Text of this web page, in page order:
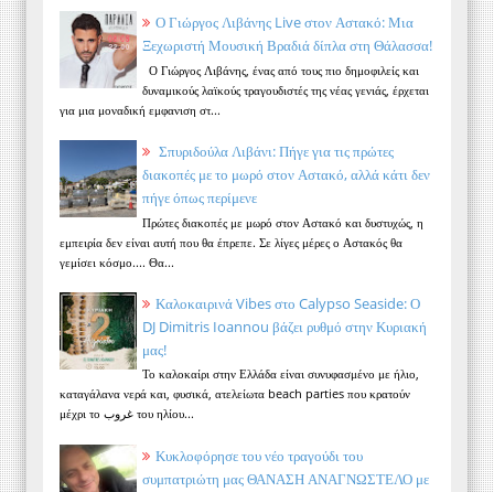
Ο Γιώργος Λιβάνης Live στον Αστακό: Μια
Ξεχωριστή Μουσική Βραδιά δίπλα στη Θάλασσα!
Ο Γιώργος Λιβάνης, ένας από τους πιο δημοφιλείς και
δυναμικούς λαϊκούς τραγουδιστές της νέας γενιάς, έρχεται
για μια μοναδική εμφανιση στ...
Σπυριδούλα Λιβάνι: Πήγε για τις πρώτες
διακοπές με το μωρό στον Αστακό, αλλά κάτι δεν
πήγε όπως περίμενε
Πρώτες διακοπές με μωρό στον Αστακό και δυστυχώς, η
εμπειρία δεν είναι αυτή που θα έπρεπε. Σε λίγες μέρες ο Αστακός θα
γεμίσει κόσμο.... Θα...
Καλοκαιρινά Vibes στο Calypso Seaside: Ο
DJ Dimitris Ioannou βάζει ρυθμό στην Κυριακή
μας!
Το καλοκαίρι στην Ελλάδα είναι συνυφασμένο με ήλιο,
καταγάλανα νερά και, φυσικά, ατελείωτα beach parties που κρατούν
μέχρι το غروب του ηλίου...
Κυκλοφόρησε του νέο τραγούδι του
συμπατριώτη μας ΘΑΝΑΣΗ ΑΝΑΓΝΩΣΤΕΛΟ με